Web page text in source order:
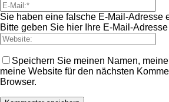
Sie haben eine falsche E-Mail-Adresse
Bitte geben Sie hier Ihre E-Mail-
Speichern Sie meinen Namen,
meine Website für den nächsten
Browser.